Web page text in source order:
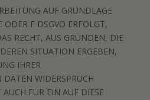
AUF GRUNDLAGE
F DSGVO ERFOLGT,
RECHT, AUS GRÜNDEN, DIE
SITUATION ERGEBEN,
IHRER
DATEN WIDERSPRUCH
FÜR EIN AUF DIESE